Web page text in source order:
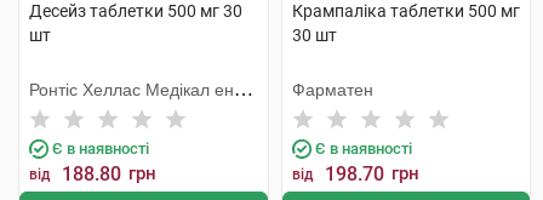
Десейз таблетки 500 мг 30
шт
Ронтіс Хеллас Медікал енд
Фармасьютікал Продактс
С.А.
Є в наявності
від 188.80 грн
Крампаліка таблетки 500 мг
30 шт
Фарматен
Є в наявності
від 198.70 грн